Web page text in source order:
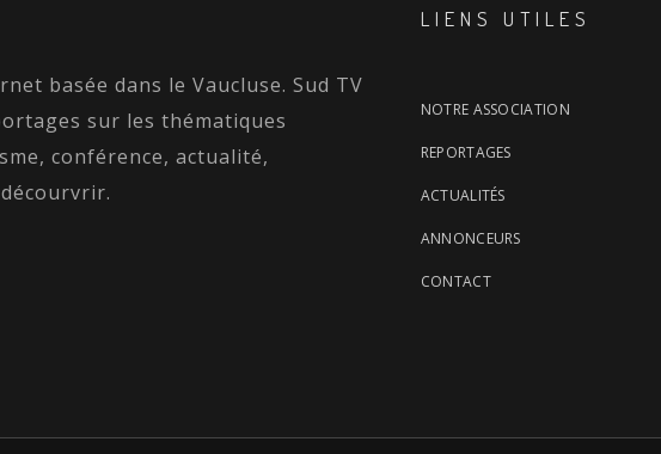
basée dans le Vaucluse. Sud TV
sur les thématiques
conférence, actualité,
LIENS UTILES
NOTRE ASSOCIATION
REPORTAGES
ACTUALITÉS
ANNONCEURS
CONTACT